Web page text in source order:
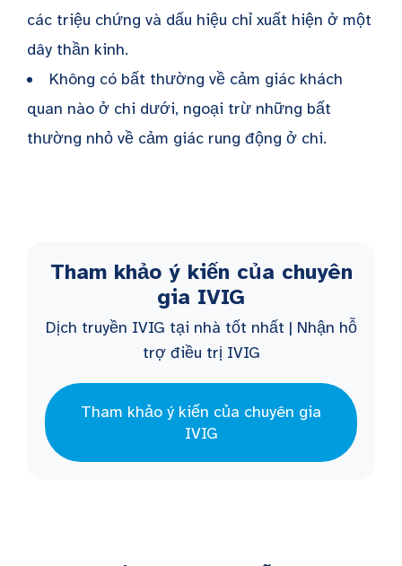
các triệu chứng và dấu hiệu chỉ xuất hiện ở một
dây thần kinh.
Không có bất thường về cảm giác khách
quan nào ở chi dưới, ngoại trừ những bất
thường nhỏ về cảm giác rung động ở chi.
Tham khảo ý kiến của chuyên
gia IVIG
Dịch truyền IVIG tại nhà tốt nhất | Nhận hỗ
trợ điều trị IVIG
Tham khảo ý kiến của chuyên gia
IVIG